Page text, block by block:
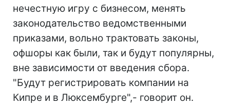
нечестную игру с бизнесом, менять
законодательство ведомственными
приказами, вольно трактовать законы,
офшоры как были, так и будут популярны,
вне зависимости от введения сбора.
"Будут регистрировать компании на
Кипре и в Люксембурге",- говорит он.